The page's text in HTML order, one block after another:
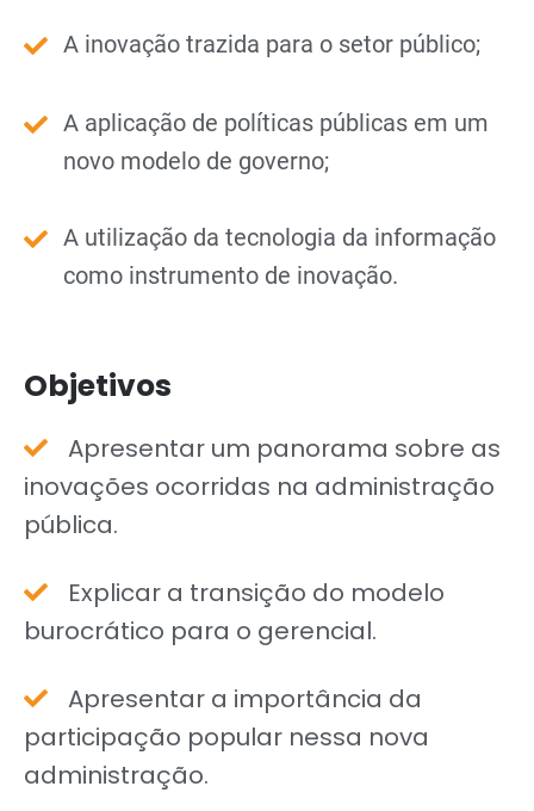
A inovação trazida para o setor público;
A aplicação de políticas públicas em um
novo modelo de governo;
A utilização da tecnologia da informação
como instrumento de inovação.
Objetivos
Apresentar um panorama sobre as
inovações ocorridas na administração
pública.
Explicar a transição do modelo
burocrático para o gerencial.
Apresentar a importância da
participação popular nessa nova
administração.